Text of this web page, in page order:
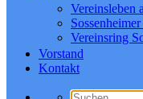
Vereinsleben
Vereinsring
Vorstand
Kontakt